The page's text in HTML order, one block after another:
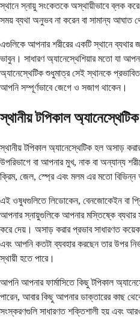
স্থানে স্নায়ু সংকেতকে অস্থায়ীভাবে ব্লক
সময় ব্যথা অনুভব না করেন বা সামান্য আঘাত
এগুলিকে আপনার শরীরের একটি স্থানে
ভাবুন। সাধারণ অ্যানেস্থেশিয়ার মতো যা
অ্যানেস্থেটিক শুধুমাত্র সেই স্থানকে
আপনি সম্পূর্ণভাবে জেগে ও সজাগ থাকেন।
স্থানীয় টপিকাল
স্থানীয় টপিকাল অ্যানেস্থেটিক হল অসাড়
উপরিভাগে বা আপনার মুখ, নাক বা অন্যান্য
ক্রিম, জেল, স্প্রে এবং মলম এর মতো
এই ওষুধগুলিতে লিডোকেন, বেনজোকেইন বা
আপনার স্নায়ুগুলিকে আপনার মস্তিষ্কে ব্যথার
করে দেয়। অসাড় করার প্রভাব সাধারণত কয়েক
এবং আপনি কতটা ব্যবহার করছেন তার উপর
স্থায়ী হতে পারে।
আপনি আপনার ফার্মাসিতে কিছু টপিকাল
পারেন, আবার কিছু আপনার ডাক্তারের কাছ
সংস্করণগুলি সাধারণত শক্তিশালী হয় এবং